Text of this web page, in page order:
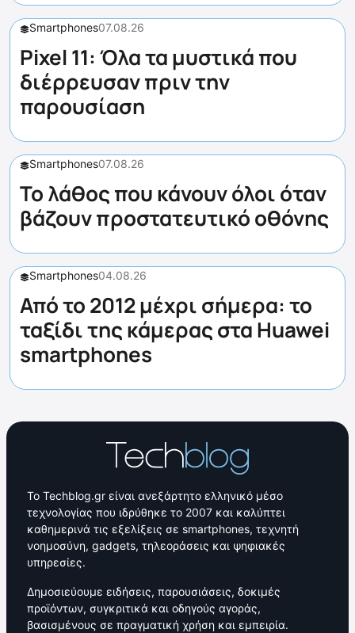
Smartphones07.08.26
Pixel 11: Όλα τα μυστικά που
διέρρευσαν πριν την
παρουσίαση
Smartphones07.08.26
Το λάθος που κάνουν όλοι όταν
βάζουν προστατευτικό οθόνης
Smartphones04.08.26
Από το 2012 μέχρι σήμερα: το
ταξίδι της κάμερας στα Huawei
smartphones
Το Techblog.gr είναι ανεξάρτητο ελληνικό μέσο
τεχνολογίας που ιδρύθηκε το 2007 και καλύπτει
καθημερινά τις εξελίξεις σε smartphones, τεχνητή
νοημοσύνη, gadgets, τηλεοράσεις και ψηφιακές
υπηρεσίες.
Δημοσιεύουμε ειδήσεις, παρουσιάσεις, δοκιμές
προϊόντων, συγκριτικά και οδηγούς αγοράς,
βασισμένους σε πραγματική χρήση και εμπειρία.